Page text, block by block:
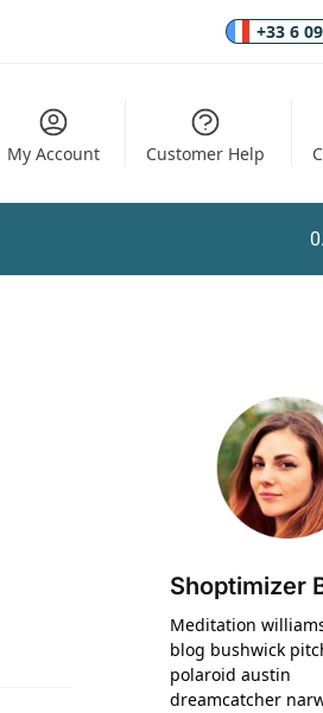
+33 6
My Account Customer Help
Shoptimizer
Meditation
blog bushwick
polaroid austin
dreamcatcher